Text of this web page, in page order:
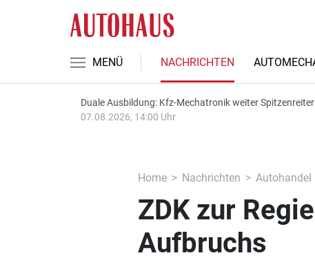
MENÜ NACHRICHTEN
Duale Ausbildung: Kfz-Mechatronik weiter Spitzenreiter
07.08.2026, 14:00 Uhr
Home Nachrichten Autohandel
ZDK zur
Aufbruchs